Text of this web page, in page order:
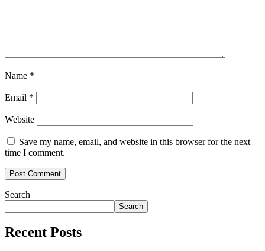
Name *
Email *
Website
Save my name, email, and website in this browser for the next
time I comment.
Search
Search
Recent Posts